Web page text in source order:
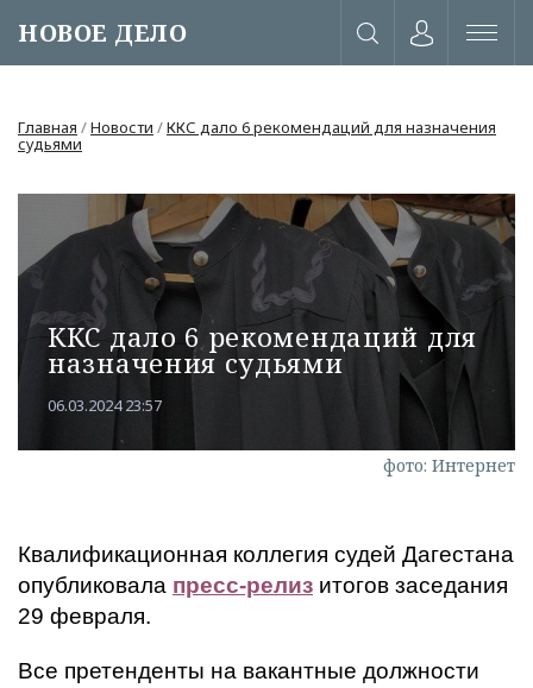
НОВОЕ ДЕЛО
Главная /Новости /ККС дало 6 рекомендаций для назначения
судьями
ККС дало 6 рекомендаций для
назначения судьями
06.03.2024 23:57
фото: Интернет
Квалификационная коллегия судей Дагестана
опубликовала пресс-релиз итогов заседания
29 февраля.
Все претенденты на вакантные должности